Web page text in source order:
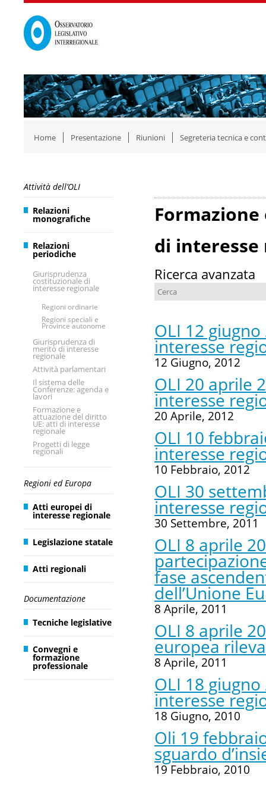
Home Presentazione Riunioni Segreteria tecnica e
Attività dell’OLI
Relazioni
monografiche
Relazioni
periodiche
Giurisprudenza
costituzionale di
interesse regionale
Regioni ordinarie
Regioni speciali e
Province autonome
Giurisprudenza di
merito di interesse
regionale
Attività parlamentari
Il sistema delle
Conferenze: agenda e
lavori
Formazione e
attuazione del diritto
UE: atti di interesse
regionale
Progetti di legge
regionali
Regioni ed Europa
Atti europei di
interesse regionale
Legislazione statale
Atti regionali
Documentazione
Tecniche legislative
Convegni e
formazione
professionale
di interesse
Ricerca avanzata
OLI 12
interesse
12 Giugno, 2012
OLI 20 aprile
interesse
20 Aprile, 2012
OLI 10
interesse
10 Febbraio, 2012
OLI 30
interesse
30 Settembre, 2011
OLI 8 aprile
fase
dell’Unione
8 Aprile, 2011
OLI 8 aprile
europea
8 Aprile, 2011
OLI 18
interesse
18 Giugno, 2010
Oli 19
sguardo
19 Febbraio, 2010